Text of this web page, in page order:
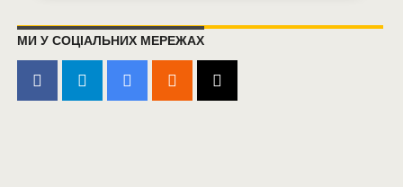
МИ У СОЦІАЛЬНИХ МЕРЕЖАХ